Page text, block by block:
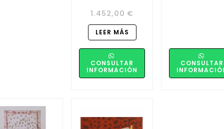
1.452,00 €
LEER MÁS
CONSULTAR
INFORMACIÓN
CONSULTAR